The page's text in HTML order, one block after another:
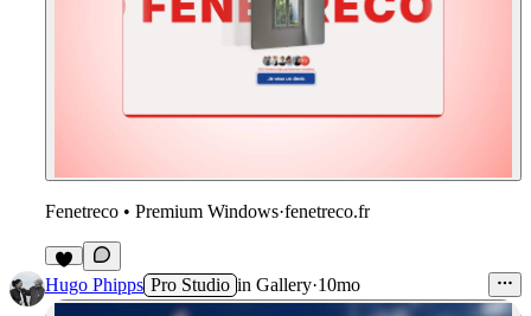
Fenetreco • Premium Windows·fenetreco.fr
1
Hugo Phipps Pro Studio in Gallery·10mo